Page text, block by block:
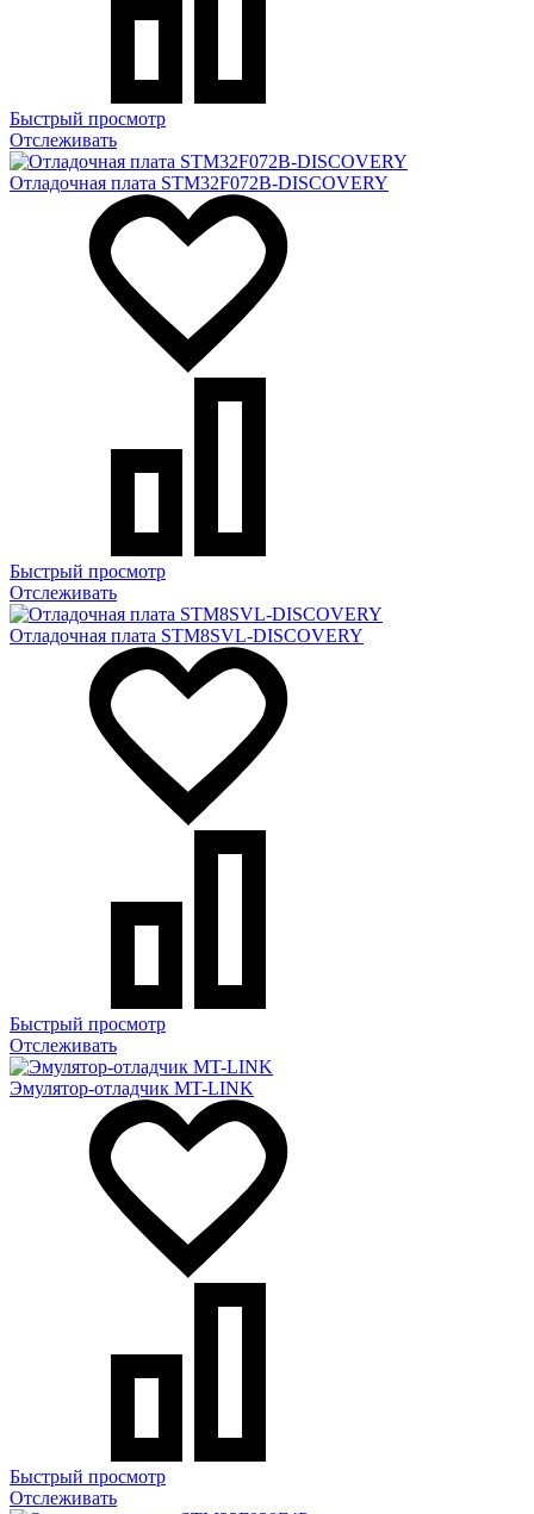
Быстрый просмотр
Отслеживать
Отладочная плата STM32F072B-DISCOVERY
Быстрый просмотр
Отслеживать
Отладочная плата STM8SVL-DISCOVERY
Быстрый просмотр
Отслеживать
Эмулятор-отладчик MT-LINK
Быстрый просмотр
Отслеживать